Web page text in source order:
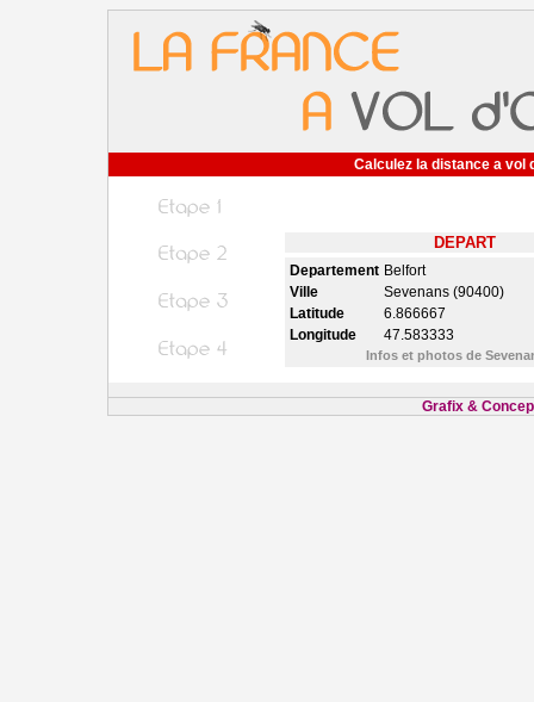
Calculez la distance a vol
DEPART
Departement Belfort
Ville
Sevenans (90400)
Latitude
6.866667
Longitude
47.583333
Infos et photos de
Grafix &